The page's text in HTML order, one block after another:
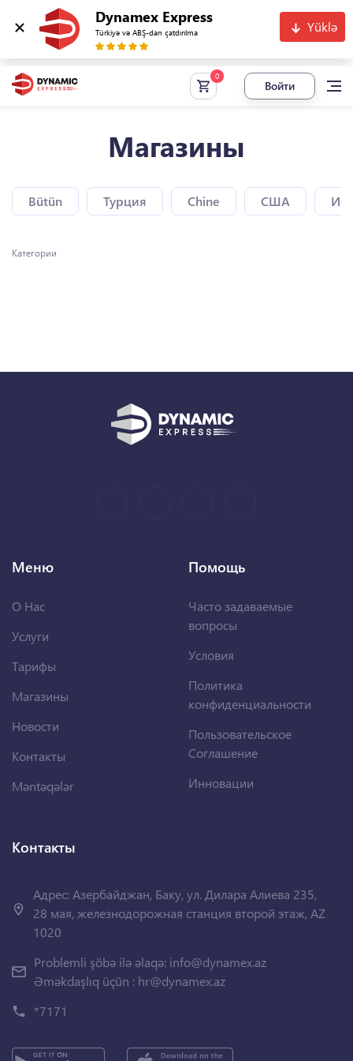
Dynamex Express
Türkiyə və ABŞ-dan çatdırılma Yüklə
Войти
Магазины
Bütün Турция Chine США
Категории
Меню
О Нас
Услуги
Тарифы
Магазины
Новости
Контакты
Məntəqələr
Помощь
Часто задаваемые
вопросы
Условия
Политика
конфиденциальности
Пользовательское
Соглашение
Инновации
Контакты
Адрес: Азербайджан, Баку, ул. Дилара Алиева 235,
28 мая, железнодорожная станция второй этаж, AZ
1020
Problemli şöbə ilə əlaqə: info@dynamex.az
Əməkdaşlıq üçün : hr@dynamex.az
*7171